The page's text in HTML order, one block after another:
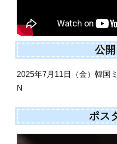
公開
2025年7月11日（金）韓国
N
ポス